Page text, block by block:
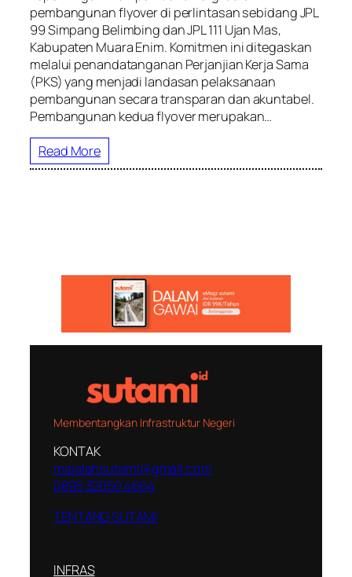
pembangunan flyover di perlintasan sebidang JPL
99 Simpang Belimbing dan JPL 111 Ujan Mas,
Kabupaten Muara Enim. Komitmen ini ditegaskan
melalui penandatanganan Perjanjian Kerja Sama
(PKS) yang menjadi landasan pelaksanaan
pembangunan secara transparan dan akuntabel.
Pembangunan kedua flyover merupakan…
Read More
Membentangkan Infrastruktur Negeri
KONTAK
majalahsutami@gmail.com
0895 32050 4664
TENTANG SUTAMI
INFRAS